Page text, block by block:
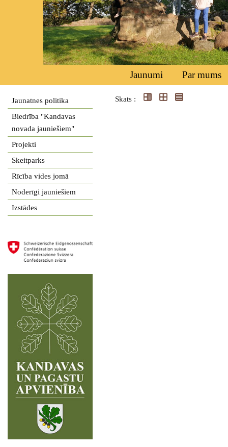
Jaunumi Par mums
Jaunatnes politika
Biedrība "Kandavas
novada jauniešiem"
Projekti
Skeitparks
Rīcība vides jomā
Noderīgi jauniešiem
Izstādes
Skats :